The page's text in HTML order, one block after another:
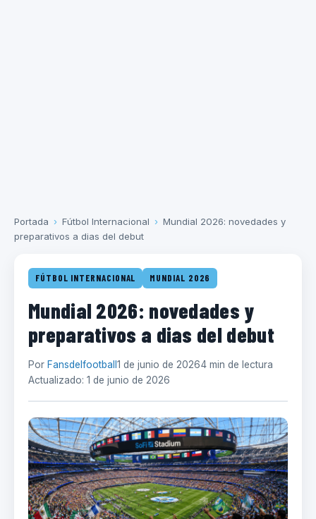
Portada › Fútbol Internacional › Mundial 2026: novedades y
preparativos a dias del debut
FÚTBOL INTERNACIONAL MUNDIAL 2026
Mundial 2026: novedades y
preparativos a dias del debut
Por Fansdelfootball 1 de junio de 20264 min de lectura
Actualizado: 1 de junio de 2026